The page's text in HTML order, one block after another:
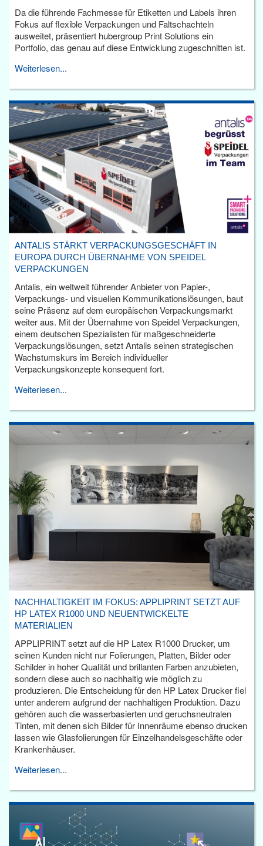
Da die führende Fachmesse für Etiketten und Labels ihren
Fokus auf flexible Verpackungen und Faltschachteln
ausweitet, präsentiert hubergroup Print Solutions ein
Portfolio, das genau auf diese Entwicklung zugeschnitten ist.
Weiterlesen...
ANTALIS STÄRKT VERPACKUNGSGESCHÄFT IN
EUROPA DURCH ÜBERNAHME VON SPEIDEL
VERPACKUNGEN
Antalis, ein weltweit führender Anbieter von Papier-,
Verpackungs- und visuellen Kommunikationslösungen, baut
seine Präsenz auf dem europäischen Verpackungsmarkt
weiter aus. Mit der Übernahme von Speidel Verpackungen,
einem deutschen Spezialisten für maßgeschneiderte
Verpackungslösungen, setzt Antalis seinen strategischen
Wachstumskurs im Bereich individueller
Verpackungskonzepte konsequent fort.
Weiterlesen...
NACHHALTIGKEIT IM FOKUS: APPLIPRINT SETZT AUF
HP LATEX R1000 UND NEUENTWICKELTE
MATERIALIEN
APPLIPRINT setzt auf die HP Latex R1000 Drucker, um
seinen Kunden nicht nur Folierungen, Platten, Bilder oder
Schilder in hoher Qualität und brillanten Farben anzubieten,
sondern diese auch so nachhaltig wie möglich zu
produzieren. Die Entscheidung für den HP Latex Drucker fiel
unter anderem aufgrund der nachhaltigen Produktion. Dazu
gehören auch die wasserbasierten und geruchsneutralen
Tinten, mit denen sich Bilder für Innenräume ebenso drucken
lassen wie Glasfolierungen für Einzelhandelsgeschäfte oder
Krankenhäuser.
Weiterlesen...